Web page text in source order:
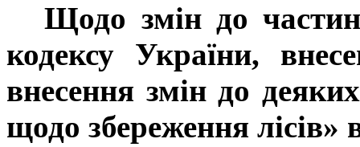
Щодо змін до
кодексу України,
внесення змін до
щодо збереження